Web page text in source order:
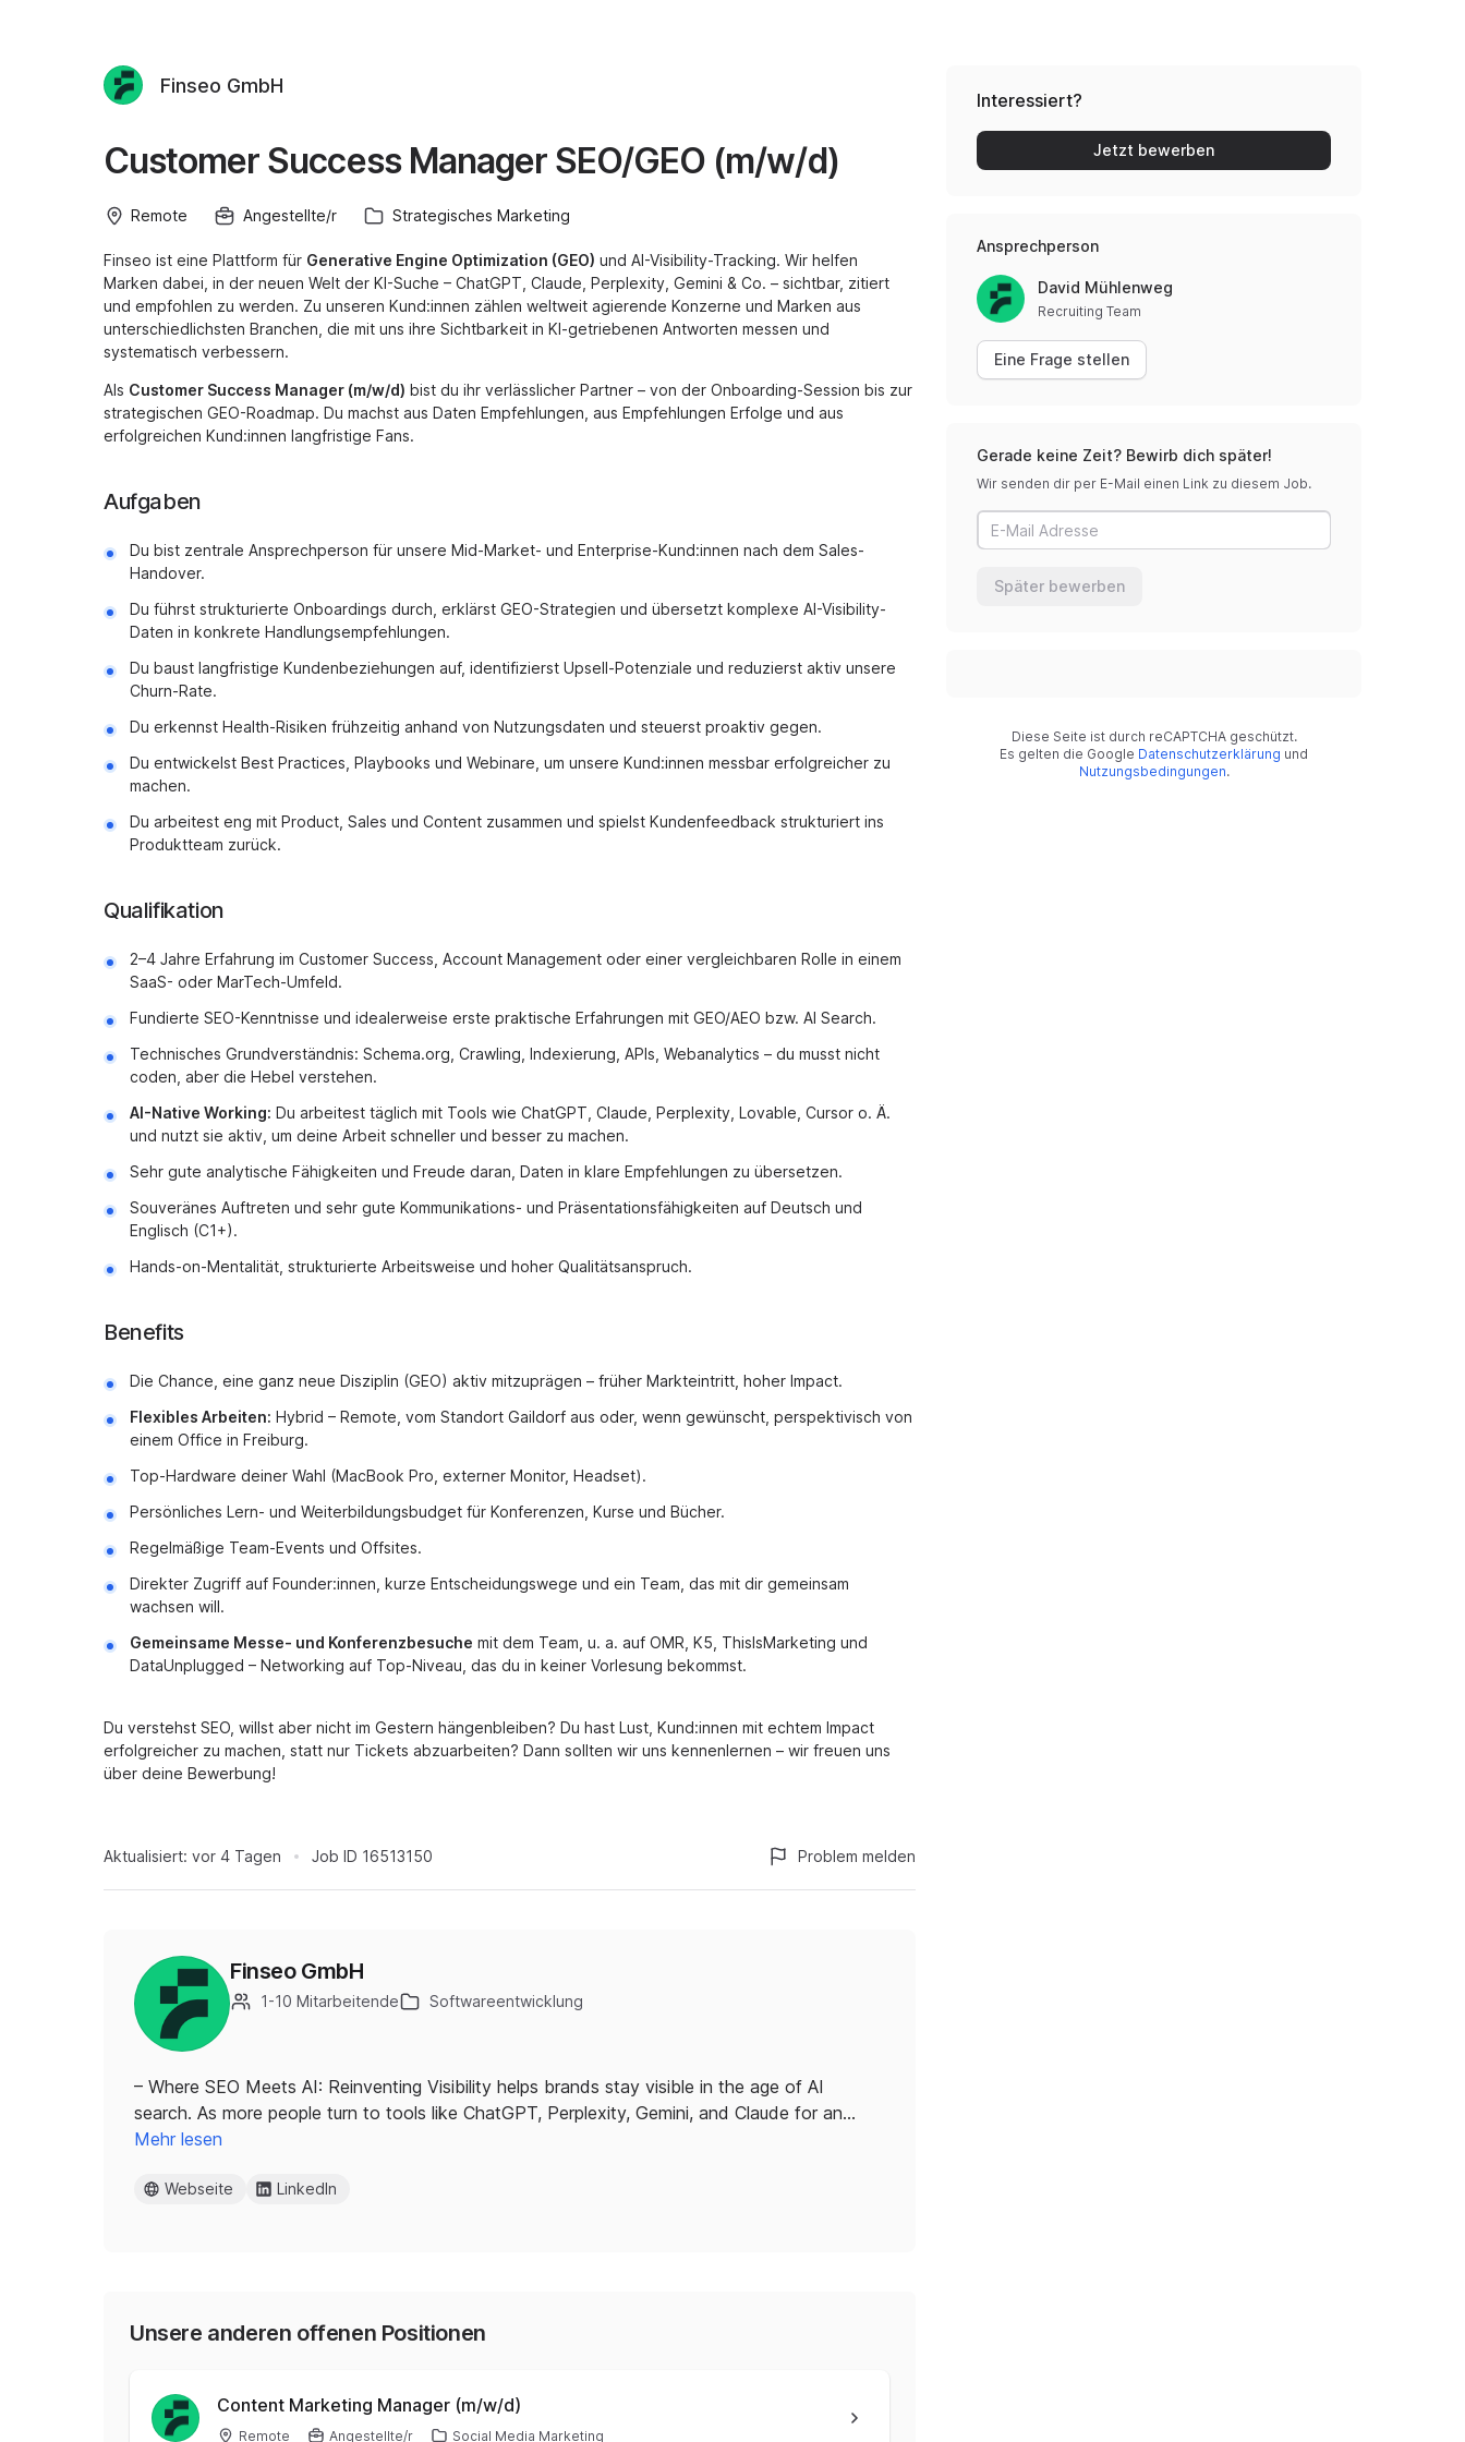
Finseo GmbH
Customer Success Manager SEO/GEO (m/w/d)
Remote Angestellte/r Strategisches Marketing
Finseo ist eine Plattform für Generative Engine Optimization (GEO) und AI-Visibility-Tracking. Wir helfen
Marken dabei, in der neuen Welt der KI-Suche – ChatGPT, Claude, Perplexity, Gemini & Co. – sichtbar, zitiert
und empfohlen zu werden. Zu unseren Kund:innen zählen weltweit agierende Konzerne und Marken aus
unterschiedlichsten Branchen, die mit uns ihre Sichtbarkeit in KI-getriebenen Antworten messen und
systematisch verbessern.
Als Customer Success Manager (m/w/d) bist du ihr verlässlicher Partner – von der Onboarding-Session bis zur
strategischen GEO-Roadmap. Du machst aus Daten Empfehlungen, aus Empfehlungen Erfolge und aus
erfolgreichen Kund:innen langfristige Fans.
Aufgaben
Du bist zentrale Ansprechperson für unsere Mid-Market- und Enterprise-Kund:innen nach dem Sales-
Handover.
Du führst strukturierte Onboardings durch, erklärst GEO-Strategien und übersetzt komplexe AI-Visibility-
Daten in konkrete Handlungsempfehlungen.
Du baust langfristige Kundenbeziehungen auf, identifizierst Upsell-Potenziale und reduzierst aktiv unsere
Churn-Rate.
Du erkennst Health-Risiken frühzeitig anhand von Nutzungsdaten und steuerst proaktiv gegen.
Du entwickelst Best Practices, Playbooks und Webinare, um unsere Kund:innen messbar erfolgreicher zu
machen.
Du arbeitest eng mit Product, Sales und Content zusammen und spielst Kundenfeedback strukturiert ins
Produktteam zurück.
Qualifikation
2–4 Jahre Erfahrung im Customer Success, Account Management oder einer vergleichbaren Rolle in einem
SaaS- oder MarTech-Umfeld.
Fundierte SEO-Kenntnisse und idealerweise erste praktische Erfahrungen mit GEO/AEO bzw. AI Search.
Technisches Grundverständnis: Schema.org, Crawling, Indexierung, APIs, Webanalytics – du musst nicht
coden, aber die Hebel verstehen.
AI-Native Working: Du arbeitest täglich mit Tools wie ChatGPT, Claude, Perplexity, Lovable, Cursor o. Ä.
und nutzt sie aktiv, um deine Arbeit schneller und besser zu machen.
Sehr gute analytische Fähigkeiten und Freude daran, Daten in klare Empfehlungen zu übersetzen.
Souveränes Auftreten und sehr gute Kommunikations- und Präsentationsfähigkeiten auf Deutsch und
Englisch (C1+).
Hands-on-Mentalität, strukturierte Arbeitsweise und hoher Qualitätsanspruch.
Benefits
Die Chance, eine ganz neue Disziplin (GEO) aktiv mitzuprägen – früher Markteintritt, hoher Impact.
Flexibles Arbeiten: Hybrid – Remote, vom Standort Gaildorf aus oder, wenn gewünscht, perspektivisch von
einem Office in Freiburg.
Top-Hardware deiner Wahl (MacBook Pro, externer Monitor, Headset).
Persönliches Lern- und Weiterbildungsbudget für Konferenzen, Kurse und Bücher.
Regelmäßige Team-Events und Offsites.
Direkter Zugriff auf Founder:innen, kurze Entscheidungswege und ein Team, das mit dir gemeinsam
wachsen will.
Gemeinsame Messe- und Konferenzbesuche mit dem Team, u. a. auf OMR, K5, ThisIsMarketing und
DataUnplugged – Networking auf Top-Niveau, das du in keiner Vorlesung bekommst.
Du verstehst SEO, willst aber nicht im Gestern hängenbleiben? Du hast Lust, Kund:innen mit echtem Impact
erfolgreicher zu machen, statt nur Tickets abzuarbeiten? Dann sollten wir uns kennenlernen – wir freuen uns
über deine Bewerbung!
Aktualisiert: vor 4 Tagen Job ID 16513150 Problem melden
Finseo GmbH
1-10 Mitarbeitende Softwareentwicklung
– Where SEO Meets AI: Reinventing Visibility helps brands stay visible in the age of AI
search. As more people turn to tools like ChatGPT, Perplexity, Gemini, and Claude for an…
Mehr lesen
Webseite LinkedIn
Unsere anderen offenen Positionen
Content Marketing Manager (m/w/d)
Remote Angestellte/r Social Media Marketing
Interessiert?
Jetzt bewerben
Ansprechperson
David Mühlenweg
Recruiting Team
Eine Frage stellen
Gerade keine Zeit? Bewirb dich später!
Wir senden dir per E-Mail einen Link zu diesem Job.
Später bewerben
Diese Seite ist durch reCAPTCHA geschützt.
Es gelten die Google Datenschutzerklärung und
Nutzungsbedingungen.